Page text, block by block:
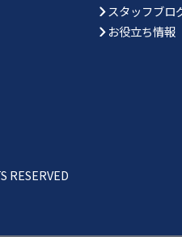
スタッフブロ
お役立ち情報
RESERVED